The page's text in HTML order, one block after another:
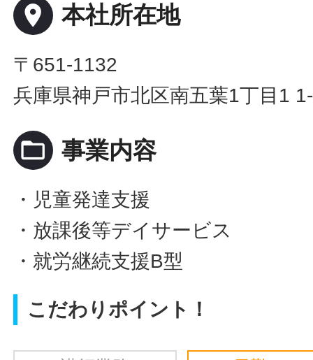
place 本社所在地
〒651-1132
兵庫県神戸市北区南五葉1丁目1
folder_open 事業内容
・児童発達支援
・放課後等デイサービス
・就労継続支援B型
こだわりポイント！